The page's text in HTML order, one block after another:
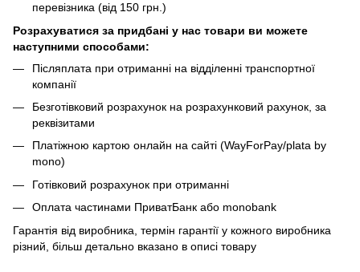
перевізника (від 150 грн.)
Розрахуватися за придбані у нас товари ви можете
наступними способами:
Післяплата при отриманні на відділенні транспортної
компанії
Безготівковий розрахунок на розрахунковий рахунок, за
реквізитами
Платіжною картою онлайн на сайті (WayForPay/plata by
mono)
Готівковий розрахунок при отриманні
Оплата частинами ПриватБанк або monobank
Гарантія від виробника, термін гарантії у кожного виробника
різний, більш детально вказано в описі товару